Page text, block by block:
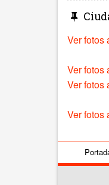
Ver fotos
Ver fotos
Ver fotos
Ver fotos